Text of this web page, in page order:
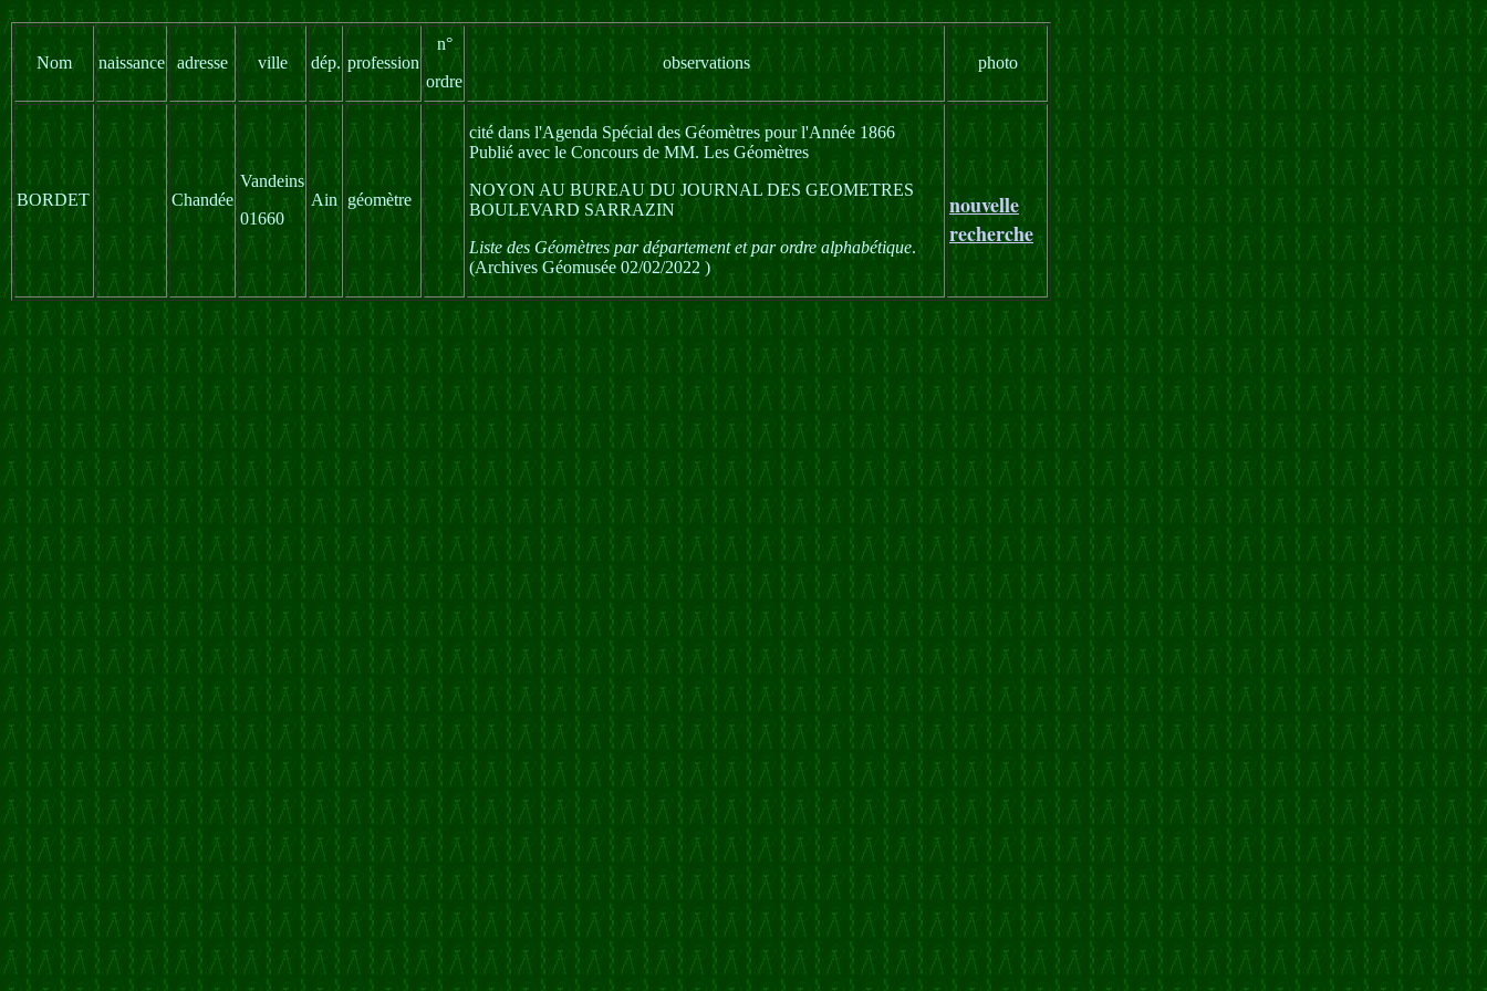
Nom naissance adresse ville dép. profession
n°
ordre
observations photo
BORDET Chandée
Vandeins
01660
Ain géomètre
cité dans l'Agenda Spécial des Géomètres pour l'Année 1866
Publié avec le Concours de MM. Les Géomètres
NOYON AU BUREAU DU JOURNAL DES GEOMETRES
BOULEVARD SARRAZIN
Liste des Géomètres par département et par ordre alphabétique.
(Archives Géomusée 02/02/2022 )
nouvelle
recherche